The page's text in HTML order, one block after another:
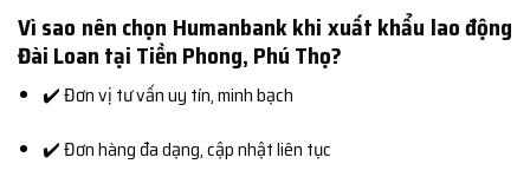
Vì sao nên chọn Humanbank khi xuất khẩu lao động
Đài Loan tại Tiền Phong, Phú Thọ?
✔️ Đơn vị tư vấn uy tín, minh bạch
✔️ Đơn hàng đa dạng, cập nhật liên tục